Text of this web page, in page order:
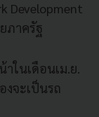
Development
ภาครัฐ
ในเดือนเม.ย.
งจะเป็นรถ